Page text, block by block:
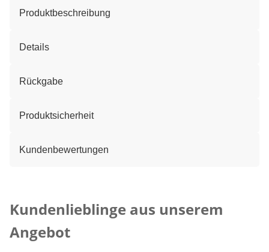
Produktbeschreibung
Details
Rückgabe
Produktsicherheit
Kundenbewertungen
Kundenlieblinge aus unserem
Angebot